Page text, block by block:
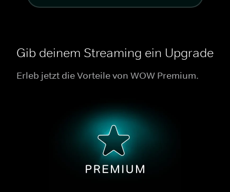
Gib deinem Streaming ein Upgrade
Erleb jetzt die Vorteile von WOW Premium.